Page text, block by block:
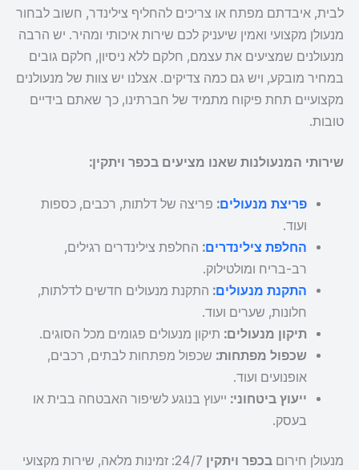
לבית, איבדתם מפתח או צריכים להחליף צילינדר, חשוב לבחור
מנעולן מקצועי ואמין שיעניק לכם שירות איכותי ומהיר. יש הרבה
מנעולנים שמציעים את עצמם, חלקם ללא ניסיון, חלקם גובים
במחיר מובקע, ויש גם כמה צדיקים. אצלנו יש צוות של מנעולנים
מקצועיים תחת פיקוח מתמיד של חברתינו, כך שאתם בידיים
טובות.
שירותי המנעולנות שאנו מציעים בכפר ויתקין:
פריצת מנעולים: פריצה של דלתות, רכבים, כספות
ועוד.
החלפת צילינדרים: החלפת צילינדרים רגילים,
רב-בריח ומולטילוק.
התקנת מנעולים: התקנת מנעולים חדשים לדלתות,
חלונות, שערים ועוד.
תיקון מנעולים: תיקון מנעולים פגומים מכל הסוגים.
שכפול מפתחות: שכפול מפתחות לבתים, רכבים,
אופנועים ועוד.
ייעוץ ביטחוני: ייעוץ בנוגע לשיפור האבטחה בבית או
בעסק.
מנעולן חירום בכפר ויתקין
24/7: זמינות מלאה, שירות מקצועי